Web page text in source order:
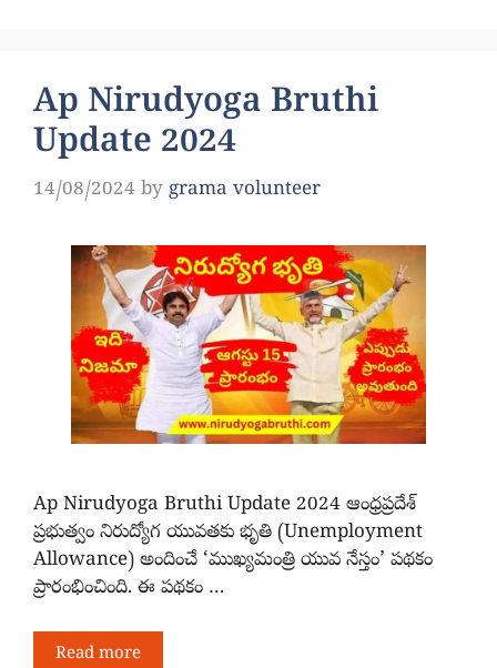
Ap Nirudyoga Bruthi
Update 2024
14/08/2024 by grama volunteer
Ap Nirudyoga Bruthi Update 2024 ఆంధ్రప్రదేశ్
ప్రభుత్వం నిరుద్యోగ యువతకు భృతి (Unemployment
Allowance) అందించే ‘ముఖ్యమంత్రి యువ నేస్తం’ పథకం
ప్రారంభించింది. ఈ పథకం …
Read more